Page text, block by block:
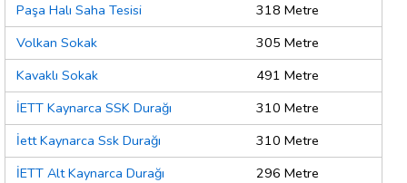
Paşa Halı Saha Tesisi
318 Metre
Volkan Sokak
305 Metre
Kavaklı Sokak
491 Metre
İETT Kaynarca SSK Durağı
310 Metre
İett Kaynarca Ssk Durağı
310 Metre
İETT Alt Kaynarca Durağı
296 Metre